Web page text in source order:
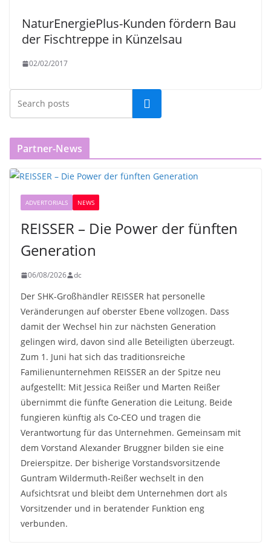
NaturEnergiePlus-Kunden fördern Bau
der Fischtreppe in Künzelsau
02/02/2017
Partner-News
ADVERTORIALS NEWS
REISSER – Die Power der fünften
Generation
06/08/2026 dc
Der SHK-Großhändler REISSER hat personelle
Veränderungen auf oberster Ebene vollzogen. Dass
damit der Wechsel hin zur nächsten Generation
gelingen wird, davon sind alle Beteiligten überzeugt.
Zum 1. Juni hat sich das traditionsreiche
Familienunternehmen REISSER an der Spitze neu
aufgestellt: Mit Jessica Reißer und Marten Reißer
übernimmt die fünfte Generation die Leitung. Beide
fungieren künftig als Co-CEO und tragen die
Verantwortung für das Unternehmen. Gemeinsam mit
dem Vorstand Alexander Bruggner bilden sie eine
Dreierspitze. Der bisherige Vorstandsvorsitzende
Guntram Wildermuth-Reißer wechselt in den
Aufsichtsrat und bleibt dem Unternehmen dort als
Vorsitzender und in beratender Funktion eng
verbunden.